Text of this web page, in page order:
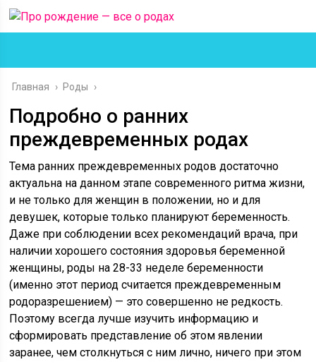
Главная › Роды ›
Подробно о ранних
преждевременных родах
Тема ранних преждевременных родов достаточно
актуальна на данном этапе современного ритма жизни,
и не только для женщин в положении, но и для
девушек, которые только планируют беременность.
Даже при соблюдении всех рекомендаций врача, при
наличии хорошего состояния здоровья беременной
женщины, роды на 28-33 неделе беременности
(именно этот период считается преждевременным
родоразрешением) — это совершенно не редкость.
Поэтому всегда лучше изучить информацию и
сформировать представление об этом явлении
заранее, чем столкнуться с ним лично, ничего при этом